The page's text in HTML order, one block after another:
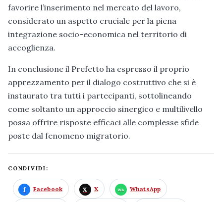
favorire l’inserimento nel mercato del lavoro,
considerato un aspetto cruciale per la piena
integrazione socio-economica nel territorio di
accoglienza.
In conclusione il Prefetto ha espresso il proprio
apprezzamento per il dialogo costruttivo che si è
instaurato tra tutti i partecipanti, sottolineando
come soltanto un approccio sinergico e multilivello
possa offrire risposte efficaci alle complesse sfide
poste dal fenomeno migratorio.
CONDIVIDI:
Facebook X WhatsApp